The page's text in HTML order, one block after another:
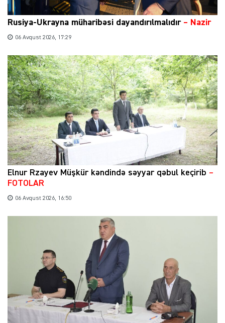
Rusiya-Ukrayna müharibəsi dayandırılmalıdır– Nazir
06 Avqust 2026, 17:29
Elnur Rzayev Müşkür kəndində səyyar qəbul keçirib –
FOTOLAR
06 Avqust 2026, 16:50